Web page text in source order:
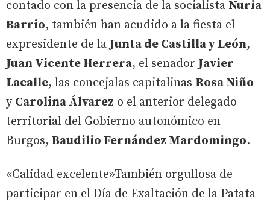
contado con la presencia de la socialista Nuria
Barrio, también han acudido a la fiesta el
expresidente de la Junta de Castilla y León,
Juan Vicente Herrera, el senador Javier
Lacalle, las concejalas capitalinas Rosa Niño
y Carolina Álvarez o el anterior delegado
territorial del Gobierno autonómico en
Burgos, Baudilio Fernández Mardomingo.
«Calidad excelente»También orgullosa de
participar en el Día de Exaltación de la Patata